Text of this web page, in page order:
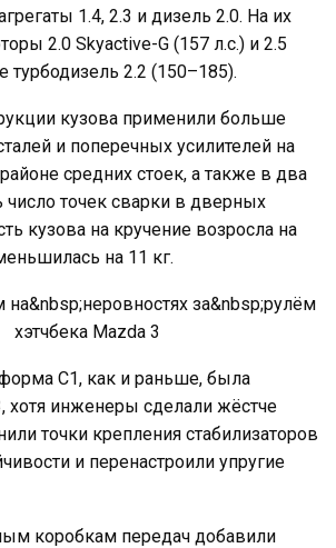
1.4, 2.3 и дизель 2.0. На их
2.0 Skyactive-G (157 л.с.) и 2.5
турбодизель 2.2 (150–185).
кузова применили больше
и поперечных усилителей на
средних стоек, а также в два
число точек сварки в дверных
кузова на кручение возросла на
на 11 кг.
C1, как и раньше, была
хотя инженеры сделали жёстче
точки крепления стабилизаторов
и перенастроили упругие
коробкам передач добавили